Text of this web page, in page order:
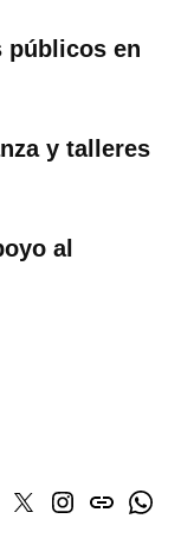
públicos en
y talleres
al
TwitterInstagram
issuu